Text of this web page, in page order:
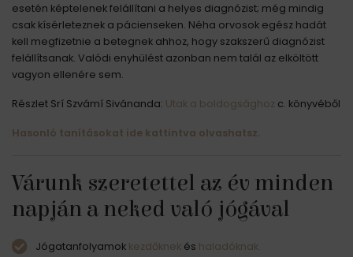
esetén képtelenek felállítani a helyes diagnózist; még mindig
csak kísérleteznek a pácienseken. Néha orvosok egész hadát
kell megfizetnie a betegnek ahhoz, hogy szakszerű diagnózist
felállítsanak. Valódi enyhülést azonban nem talál az elköltött
vagyon ellenére sem.
Részlet Srí Szvámí Sivánanda: Utak a boldogsághoz c. könyvéből
Hasonló tanításokat ide kattintva olvashatsz.
Várunk szeretettel az év minden
napján a neked való jógával
Jógatanfolyamok kezdőknek és haladóknak.